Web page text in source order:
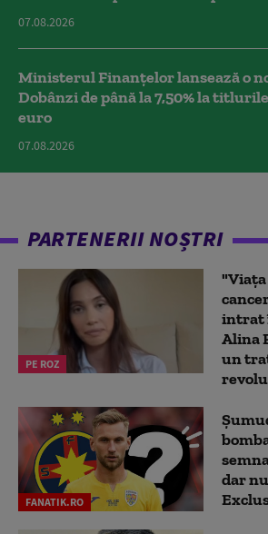
07.08.2026
Ministerul Finanțelor lansează o
Dobânzi de până la 7,50% la
euro
07.08.2026
PARTENERII NOȘTRI
PE ROZ
intrat
Alina
un
FANATIK.RO
dar